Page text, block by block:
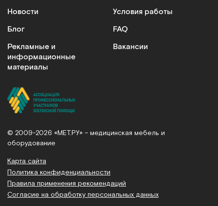
Новости
Блог
Рекламные и
информационные
материалы
Условия работы
FAQ
Вакансии
© 2009-2026 «МЕТ.РУ» – медицинская мебель и
оборудование
Карта сайта
Политика конфиденциальности
Правила применения рекомендаций
Согласие на обработку персональных данных